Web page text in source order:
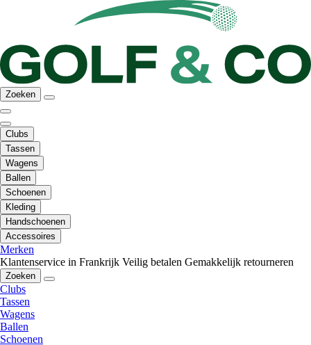
Zoeken
Clubs
Tassen
Wagens
Ballen
Schoenen
Kleding
Handschoenen
Accessoires
Merken
Klantenservice in Frankrijk Veilig betalen Gemakkelijk retourneren
Zoeken
Clubs
Tassen
Wagens
Ballen
Schoenen